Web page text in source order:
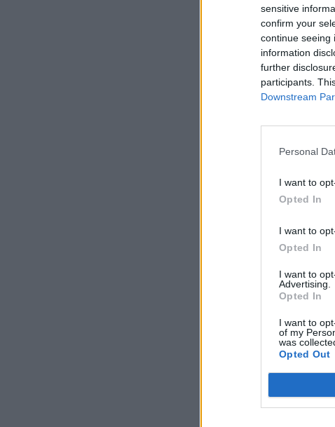
sensitive
confirm your
continue seeing
information
further
participants.
Downstream
Personal
I want to
Opted In
I want to
Opted In
I want to
Advertising.
Opted In
I want to
of my
was
Opted Out